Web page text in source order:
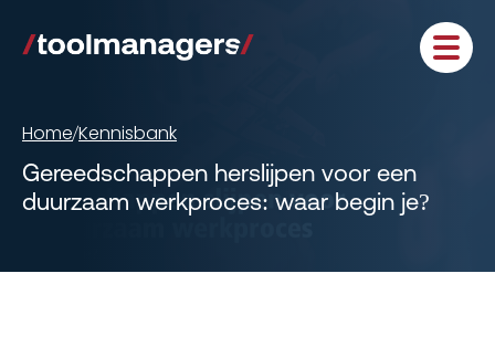
Home/Kennisbank
Gereedschappen herslijpen voor een
duurzaam werkproces: waar begin je?